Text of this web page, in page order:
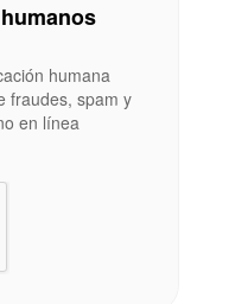
humana
fraudes, spam y
en línea